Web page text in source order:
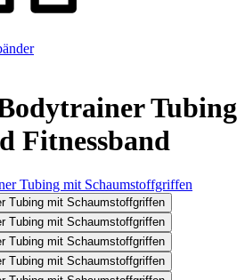
Tubing
Fitnessband